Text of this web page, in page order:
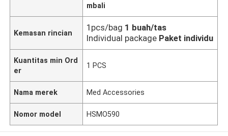
mbali
Kemasan rincian
1pcs/bag 1 buah/tas
Individual package Paket individu
Kuantitas min Ord
er
1 PCS
Nama merek Med Accessories
Nomor model HSMO590